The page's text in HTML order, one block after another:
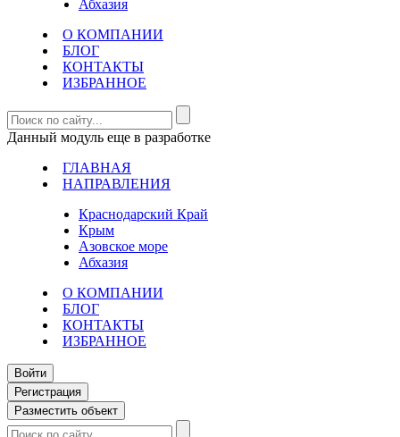
Абхазия
О КОМПАНИИ
БЛОГ
КОНТАКТЫ
ИЗБРАННОЕ
Данный модуль еще в разработке
ГЛАВНАЯ
НАПРАВЛЕНИЯ
Краснодарский Край
Крым
Азовское море
Абхазия
О КОМПАНИИ
БЛОГ
КОНТАКТЫ
ИЗБРАННОЕ
Войти
Регистрация
Разместить объект